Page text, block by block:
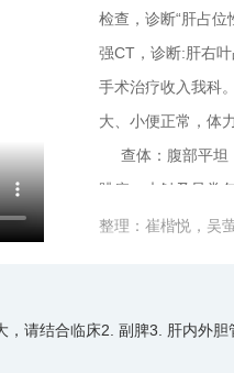
检查，诊断“肝占
强CT，诊断:肝右
手术治疗收入我科
大、小便正常，体
查体：腹部平坦
跳痛，未触及异常
MURPHY氏征阴性
整理：崔楷悦，
请结合临床2. 副脾3. 肝内外